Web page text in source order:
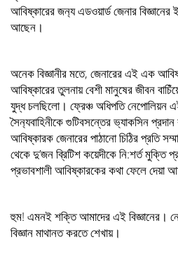
আবিষ্কারের জন‍্য এডওয়ার্ড জেনার বিজ্ঞানের
আছেন।
অনেক বিজ্ঞানীর মতে, জেনারের এই এক
আবিষ্কারের তুলনায় বেশী মানুষের জীবন
যুদ্ধ চলছিলো। ফ্রেঞ্চ অধিপতি নেপোলিয়ন
সৈন‍্যবাহিনীকে গুটিবসন্তের ভ‍্যাকসিন
আবিষ্কারক জেনারের পাঠানো চিঠির প্রতি
থেকে দু’জন ব্রিটিশ কয়েদীকে নি:শর্ত মুক্তি
প্রভাবশালী আবিষ্কারকের কথা ফেলে দেয়া
হুম! এমনই শক্তি আমাদের এই বিজ্ঞানের।
বিজ্ঞান মাথানত করতে শেখায়।